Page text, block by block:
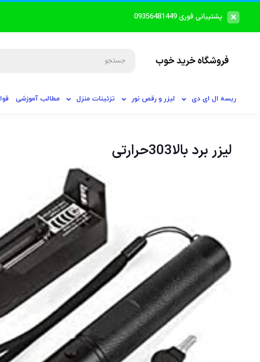
پشتیبانی فوری 09356481449
فروشگاه خرید خوب
ریسه ال ای دی لیزر و رقص نور تزئینات منزل مطالب آموزشی
لیزر برد بالا303حرارتی